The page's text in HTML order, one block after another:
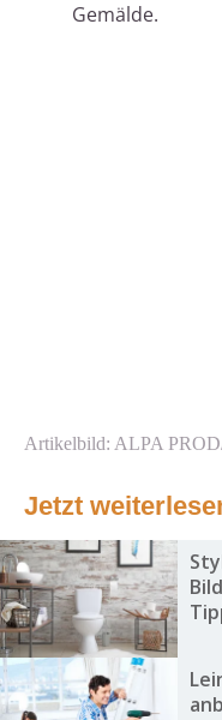
Gemälde.
Artikelbild: ALPA
Jetzt